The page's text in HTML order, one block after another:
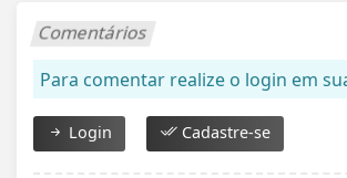
Comentários
Para comentar realize o login em
Login Cadastre-se